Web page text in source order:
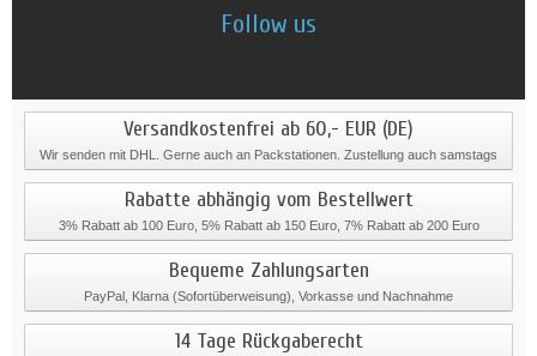
Follow us
Versandkostenfrei ab 60,- EUR (DE)
Wir senden mit DHL. Gerne auch an Packstationen. Zustellung auch samstags
Rabatte abhängig vom Bestellwert
3% Rabatt ab 100 Euro, 5% Rabatt ab 150 Euro, 7% Rabatt ab 200 Euro
Bequeme Zahlungsarten
PayPal, Klarna (Sofortüberweisung), Vorkasse und Nachnahme
14 Tage Rückgaberecht